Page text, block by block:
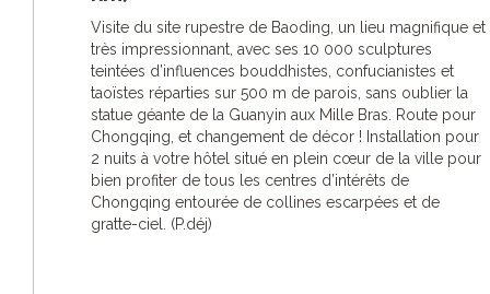
Visite du site rupestre de Baoding, un lieu magnifique et
très impressionnant, avec ses 10 000 sculptures
teintées d’influences bouddhistes, confucianistes et
taoïstes réparties sur 500 m de parois, sans oublier la
statue géante de la Guanyin aux Mille Bras. Route pour
Chongqing, et changement de décor ! Installation pour
2 nuits à votre hôtel situé en plein cœur de la ville pour
bien profiter de tous les centres d’intérêts de
Chongqing entourée de collines escarpées et de
gratte-ciel. (P.déj)